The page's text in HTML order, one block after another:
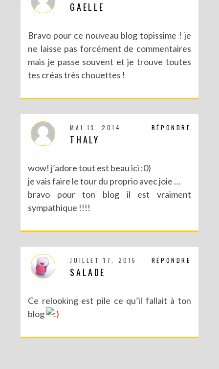
GAELLE
Bravo pour ce nouveau blog topissime ! je
ne laisse pas forcément de commentaires
mais je passe souvent et je trouve toutes
tes créas très chouettes !
RÉPONDRE
MAI 13, 2014
THALY
wow! j’adore tout est beau ici :0)
je vais faire le tour du proprio avec joie …
bravo pour ton blog il est vraiment
sympathique !!!!
RÉPONDRE
JUILLET 17, 2015
SALADE
Ce relooking est pile ce qu’il fallait à ton
blog